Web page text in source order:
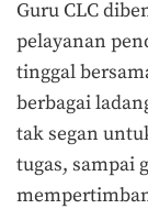
Guru CLC
pelayanan
tinggal
berbagai
tak segan
tugas, sampai